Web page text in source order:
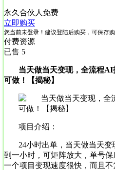
永久合伙人 免费
立即购买
您当前未登录！建议登陆后购买，可保存
付费资源
已售 5
当天做当天变现，全流程AI
可做！【揭秘】
项目介绍：
24小时出单，当天做当天
到一小时，可矩阵放大，单号
一个项目变现速度很快，而且